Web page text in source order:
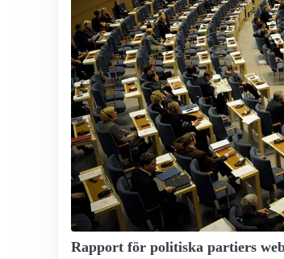
Rapport för politiska partiers